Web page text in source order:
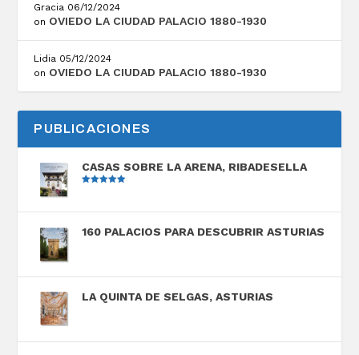
Gracia 06/12/2024
on OVIEDO LA CIUDAD PALACIO 1880-1930
Lidia 05/12/2024
on OVIEDO LA CIUDAD PALACIO 1880-1930
PUBLICACIONES
CASAS SOBRE LA ARENA, RIBADESELLA
5
160 PALACIOS PARA DESCUBRIR ASTURIAS
LA QUINTA DE SELGAS, ASTURIAS